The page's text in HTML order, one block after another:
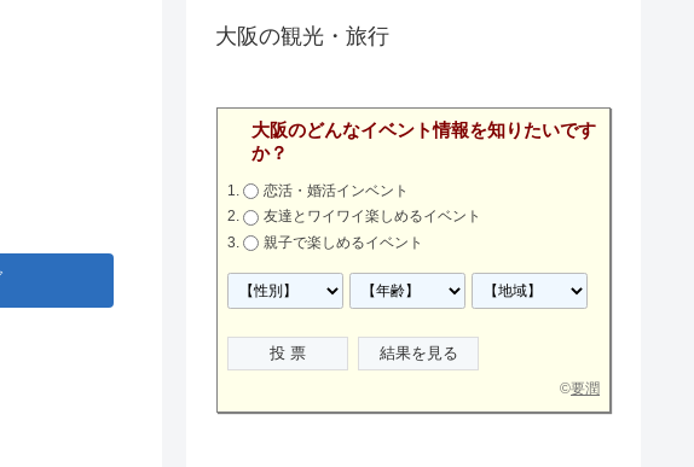
大阪の観光・旅行
大阪のどんなイベント情報を知りたいです
か？
恋活・婚活インベント
友達とワイワイ楽しめるイベント
親子で楽しめるイベント
©要潤